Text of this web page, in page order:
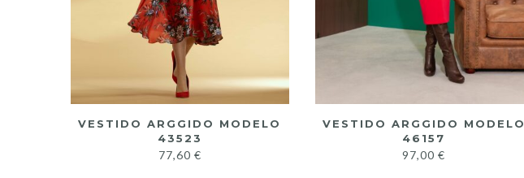
VESTIDO ARGGIDO MODELO
43523
77,60 €
VESTIDO ARGGIDO MODELO
46157
97,00€